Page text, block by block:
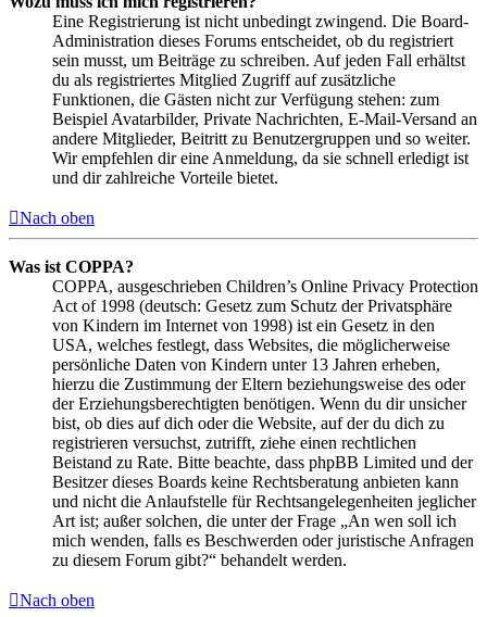
Eine Registrierung ist nicht unbedingt zwingend. Die Board-
Administration dieses Forums entscheidet, ob du registriert
sein musst, um Beiträge zu schreiben. Auf jeden Fall erhältst
du als registriertes Mitglied Zugriff auf zusätzliche
Funktionen, die Gästen nicht zur Verfügung stehen: zum
Beispiel Avatarbilder, Private Nachrichten, E-Mail-Versand an
andere Mitglieder, Beitritt zu Benutzergruppen und so weiter.
Wir empfehlen dir eine Anmeldung, da sie schnell erledigt ist
und dir zahlreiche Vorteile bietet.
Nach oben
Was ist COPPA?
COPPA, ausgeschrieben Children’s Online Privacy Protection
Act of 1998 (deutsch: Gesetz zum Schutz der Privatsphäre
von Kindern im Internet von 1998) ist ein Gesetz in den
USA, welches festlegt, dass Websites, die möglicherweise
persönliche Daten von Kindern unter 13 Jahren erheben,
hierzu die Zustimmung der Eltern beziehungsweise des oder
der Erziehungsberechtigten benötigen. Wenn du dir unsicher
bist, ob dies auf dich oder die Website, auf der du dich zu
registrieren versuchst, zutrifft, ziehe einen rechtlichen
Beistand zu Rate. Bitte beachte, dass phpBB Limited und der
Besitzer dieses Boards keine Rechtsberatung anbieten kann
und nicht die Anlaufstelle für Rechtsangelegenheiten jeglicher
Art ist; außer solchen, die unter der Frage „An wen soll ich
mich wenden, falls es Beschwerden oder juristische Anfragen
zu diesem Forum gibt?“ behandelt werden.
Nach oben